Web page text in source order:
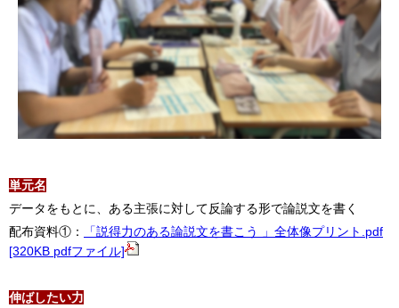
単元名
データをもとに、ある主張に対して反論する形で論説文を書く
配布資料①：
「説得力のある論説文を書こう 」全体像プリント.pdf
[320KB pdfファイル]
伸ばしたい力